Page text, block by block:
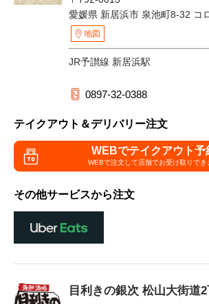
愛媛県 新居浜市 泉池町8-32 コ
地図
JR予讃線 新居浜駅
0897-32-0388
テイクアウト＆デリバリー注文
WEBでテイクアウト予
WEBで注文して店舗でお受け取りでき
その他サービスから注文
目利きの銀次 松山大街道